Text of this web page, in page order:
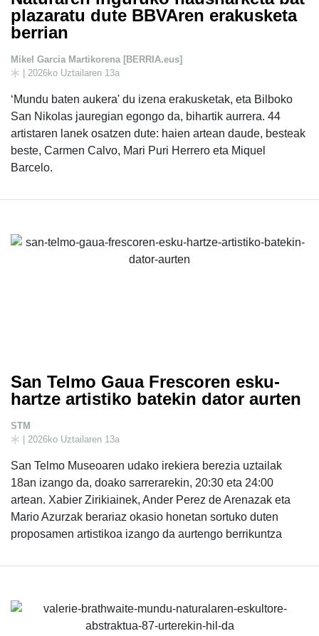
plazaratu dute BBVAren erakusketa
berrian
Mikel Garcia Martikorena [BERRIA.eus]
| 2026ko Uztailaren 13a
‘Mundu baten aukera' du izena erakusketak, eta Bilboko
San Nikolas jauregian egongo da, bihartik aurrera. 44
artistaren lanek osatzen dute: haien artean daude, besteak
beste, Carmen Calvo, Mari Puri Herrero eta Miquel
Barcelo.
San Telmo Gaua Frescoren esku-
hartze artistiko batekin dator aurten
STM
| 2026ko Uztailaren 13a
San Telmo Museoaren udako irekiera berezia uztailak
18an izango da, doako sarrerarekin, 20:30 eta 24:00
artean. Xabier Zirikiainek, Ander Perez de Arenazak eta
Mario Azurzak berariaz okasio honetan sortuko duten
proposamen artistikoa izango da aurtengo berrikuntza